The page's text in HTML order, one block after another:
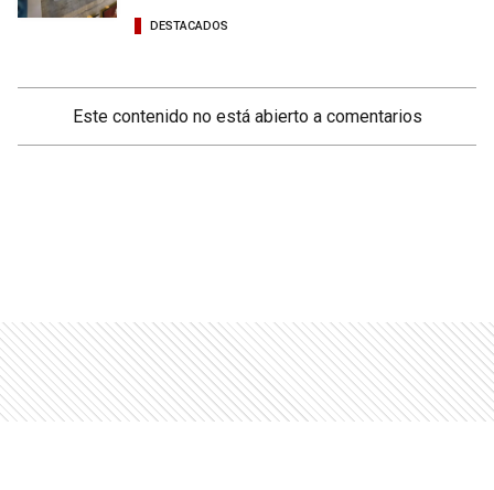
DESTACADOS
Este contenido no está abierto a comentarios